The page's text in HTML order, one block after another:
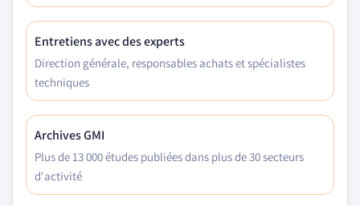
Entretiens avec des experts
Direction générale, responsables achats et spécialistes
techniques
Archives GMI
Plus de 13 000 études publiées dans plus de 30 secteurs
d'activité